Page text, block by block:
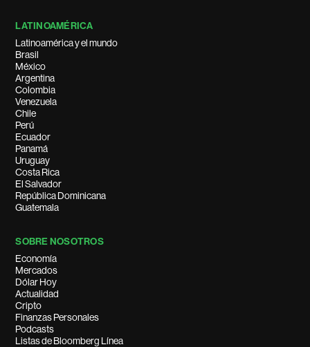
LATINOAMÉRICA
Latinoamérica y el mundo
Brasil
México
Argentina
Colombia
Venezuela
Chile
Perú
Ecuador
Panamá
Uruguay
Costa Rica
El Salvador
República Dominicana
Guatemala
SOBRE NOSOTROS
Economía
Mercados
Dólar Hoy
Actualidad
Cripto
Finanzas Personales
Podcasts
Listas de Bloomberg Línea